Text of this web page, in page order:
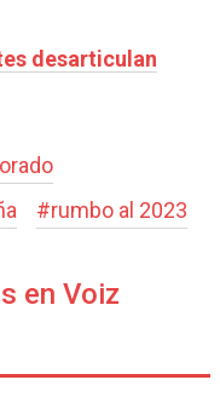
desarticulan
#rumbo al 2023
en Voiz